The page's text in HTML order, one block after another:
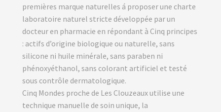
premières marque naturelles á proposer une charte
laboratoire naturel stricte développée par un
docteur en pharmacie en répondant à Cinq principes
: actifs d’origine biologique ou naturelle, sans
silicone ni huile minérale, sans paraben ni
phénoxyéthanol, sans colorant artificiel et testé
sous contrôle dermatologique.
Cinq Mondes proche de Les Clouzeaux utilise une
technique manuelle de soin unique, la